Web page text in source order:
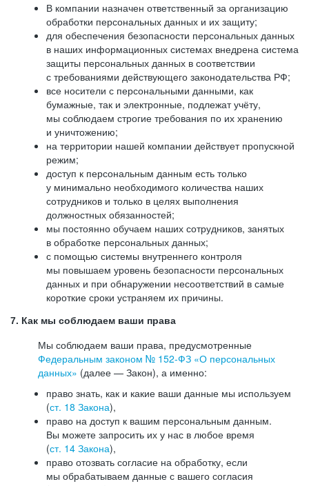
В компании назначен ответственный за организацию
обработки персональных данных и их защиту;
для обеспечения безопасности персональных данных
в наших информационных системах внедрена система
защиты персональных данных в соответствии
с требованиями действующего законодательства РФ;
все носители с персональными данными, как
бумажные, так и электронные, подлежат учёту,
мы соблюдаем строгие требования по их хранению
и уничтожению;
на территории нашей компании действует пропускной
режим;
доступ к персональным данным есть только
у минимально необходимого количества наших
сотрудников и только в целях выполнения
должностных обязанностей;
мы постоянно обучаем наших сотрудников, занятых
в обработке персональных данных;
с помощью системы внутреннего контроля
мы повышаем уровень безопасности персональных
данных и при обнаружении несоответствий в самые
короткие сроки устраняем их причины.
7. Как мы соблюдаем ваши права
Мы соблюдаем ваши права, предусмотренные
Федеральным законом № 152-ФЗ «О персональных
данных» (далее — Закон), а именно:
право знать, как и какие ваши данные мы используем
(ст. 18 Закона),
право на доступ к вашим персональным данным.
Вы можете запросить их у нас в любое время
(ст. 14 Закона),
право отозвать согласие на обработку, если
мы обрабатываем данные с вашего согласия